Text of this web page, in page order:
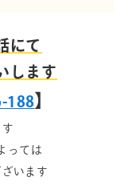
にて
します
188】
っては
います